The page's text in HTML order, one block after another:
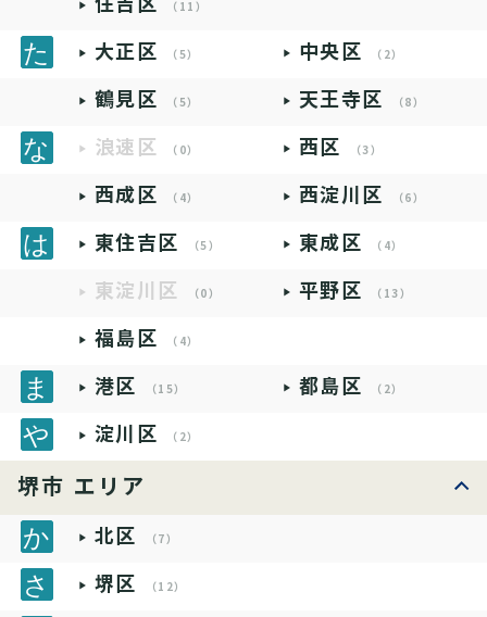
（11）
大正区 （5） 中央区 （2）
鶴見区 （5） 天王寺区 （8）
浪速区 （0） 西区 （3）
西成区 （4） 西淀川区 （6）
東住吉区 （5） 東成区 （4）
東淀川区 （0） 平野区 （13）
福島区 （4）
港区 （15） 都島区 （2）
淀川区 （2）
堺市 エリア
北区 （7）
堺区 （12）